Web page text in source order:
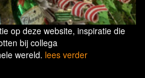
op deze website, inspiratie die
bij collega
wereld. lees verder